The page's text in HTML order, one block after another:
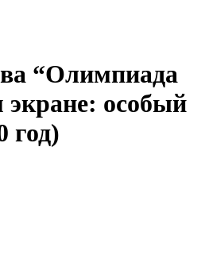
“Олимпиада
экране: особый
год)